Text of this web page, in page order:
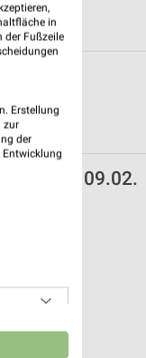
MAPS
Mo. den 09.02.
in
der Fußzeile
Erstellung
zur
der
Entwicklung